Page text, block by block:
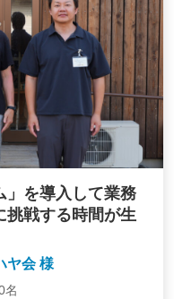
」を導入して業務
挑戦する時間が生
ヤ会 様
名